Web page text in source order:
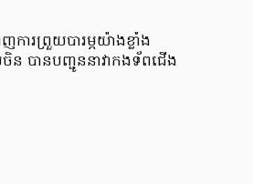
ារព្រួយបារម្ភយ៉ាងខ្លាំង
ន បានបញ្ជូននាវាកងទ័ពជើង